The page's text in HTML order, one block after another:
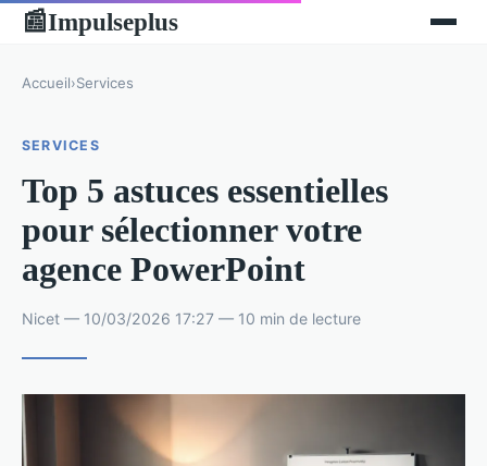
📰Impulseplus
Accueil›Services
SERVICES
Top 5 astuces essentielles
pour sélectionner votre
agence PowerPoint
Nicet — 10/03/2026 17:27 — 10 min de lecture